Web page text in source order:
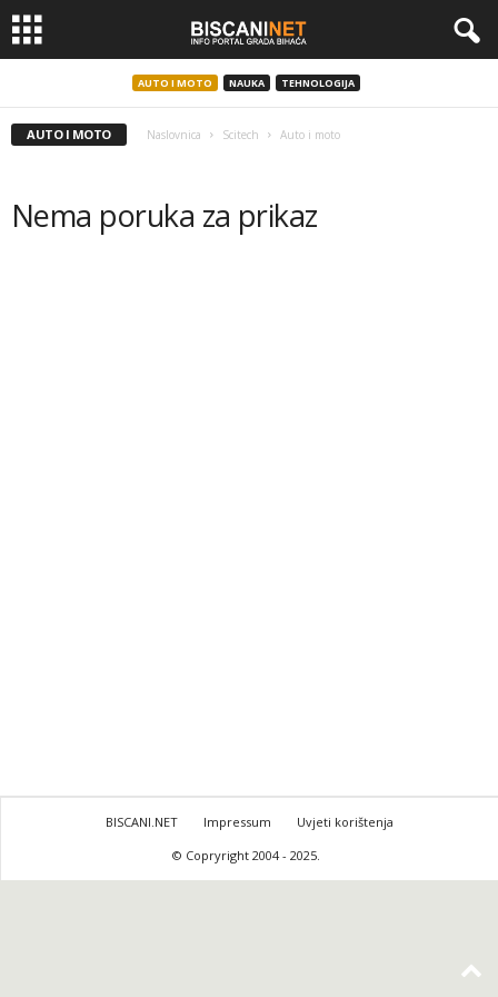
AUTO I MOTO NAUKA TEHNOLOGIJA
AUTO I MOTO Naslovnica Scitech Auto i moto
Nema poruka za prikaz
BISCANI.NET Impressum
Uvjeti korištenja
© Copryright 2004 - 2025.